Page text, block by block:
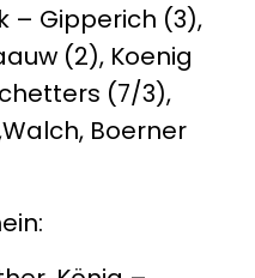
– Gipperich (3),
(2), Koenig
(7/3),
Boerner